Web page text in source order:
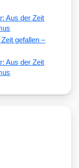
Aus der Zeit
gefallen –
Aus der Zeit